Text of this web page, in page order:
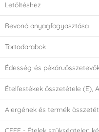
Letöltéshez
Bevonó anyagfogyasztása
Tortadarabok
Édesség-és
Ételfestékek összetétele (E),
Alergének és termék